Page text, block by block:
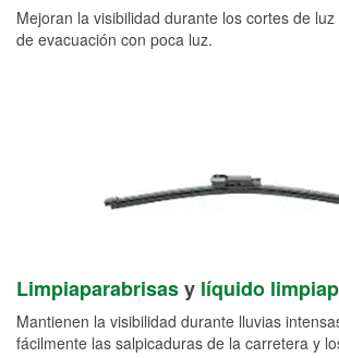
Mejoran la visibilidad durante los cortes de
de evacuación con poca luz.
Limpiaparabrisasy líquido
Mantienen la visibilidad durante lluvias
fácilmente las salpicaduras de la carretera y